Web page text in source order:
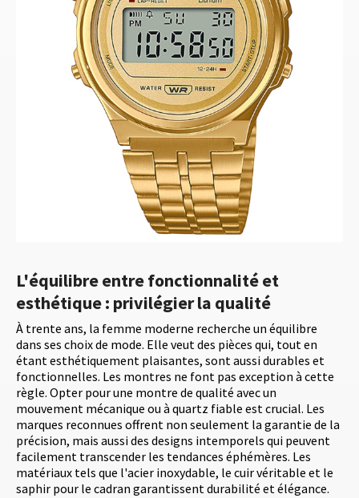
L'équilibre entre fonctionnalité et
esthétique : privilégier la qualité
À trente ans, la femme moderne recherche un équilibre
dans ses choix de mode. Elle veut des pièces qui, tout en
étant esthétiquement plaisantes, sont aussi durables et
fonctionnelles. Les montres ne font pas exception à cette
règle. Opter pour une montre de qualité avec un
mouvement mécanique ou à quartz fiable est crucial. Les
marques reconnues offrent non seulement la garantie de la
précision, mais aussi des designs intemporels qui peuvent
facilement transcender les tendances éphémères. Les
matériaux tels que l'acier inoxydable, le cuir véritable et le
saphir pour le cadran garantissent durabilité et élégance.